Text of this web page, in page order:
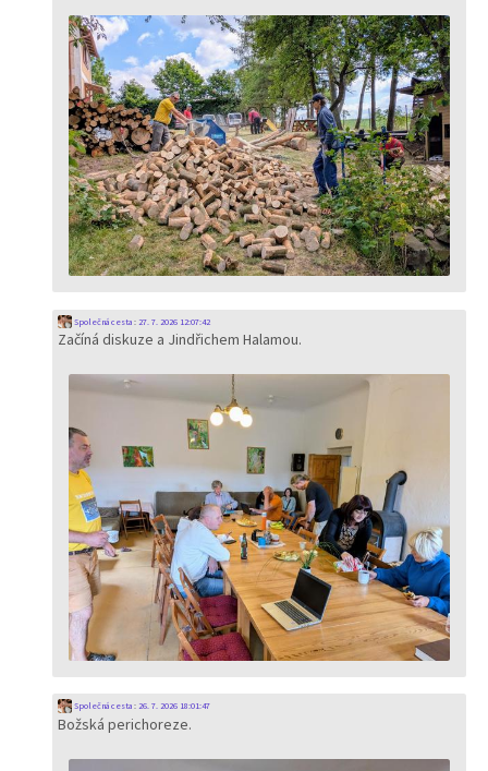
Společná cesta: 27. 7. 2026 12:07:42
Začíná diskuze a Jindřichem Halamou.
Společná cesta: 26. 7. 2026 18:01:47
Božská perichoreze.